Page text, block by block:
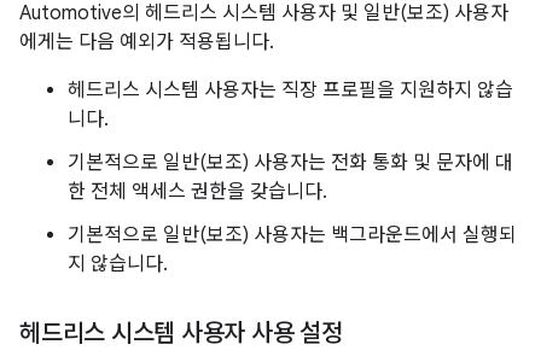
Automotive의 헤드리스 시스템 사용자 및 일반(보조) 사용자
에게는 다음 예외가 적용됩니다.
헤드리스 시스템 사용자는 직장 프로필을 지원하지 않습
니다.
기본적으로 일반(보조) 사용자는 전화 통화 및 문자에 대
한 전체 액세스 권한을 갖습니다.
기본적으로 일반(보조) 사용자는 백그라운드에서 실행되
지 않습니다.
헤드리스 시스템 사용자 사용 설정